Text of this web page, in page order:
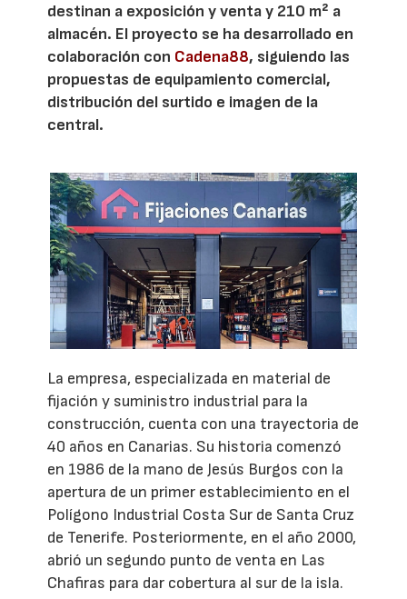
destinan a exposición y venta y 210 m² a
almacén. El proyecto se ha desarrollado en
colaboración con Cadena88, siguiendo las
propuestas de equipamiento comercial,
distribución del surtido e imagen de la
central.
La empresa, especializada en material de
fijación y suministro industrial para la
construcción, cuenta con una trayectoria de
40 años en Canarias. Su historia comenzó
en 1986 de la mano de Jesús Burgos con la
apertura de un primer establecimiento en el
Polígono Industrial Costa Sur de Santa Cruz
de Tenerife. Posteriormente, en el año 2000,
abrió un segundo punto de venta en Las
Chafiras para dar cobertura al sur de la isla.